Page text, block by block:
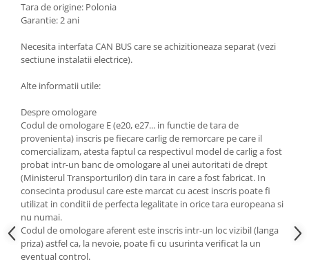
Carlige MAN
Carlige Mercedes
Carlige Mitsubishi
Carlige Nissan
Carlige Omoda
Carlige Opel
Carlige Peugeot
Carlige Plymouth
Carlige Polestar
Tara de origine: Polonia
Garantie: 2 ani
Necesita interfata CAN BUS care se achizitioneaza separat (vezi
sectiune instalatii electrice).
Alte informatii utile:
Despre omologare
Codul de omologare E (e20, e27... in functie de tara de
provenienta) inscris pe fiecare carlig de remorcare pe care il
comercializam, atesta faptul ca respectivul model de carlig a fost
probat intr-un banc de omologare al unei autoritati de drept
(Ministerul Transporturilor) din tara in care a fost fabricat. In
consecinta produsul care este marcat cu acest inscris poate fi
utilizat in conditii de perfecta legalitate in orice tara europeana si
nu numai.
Codul de omologare aferent este inscris intr-un loc vizibil (langa
priza) astfel ca, la nevoie, poate fi cu usurinta verificat la un
eventual control.